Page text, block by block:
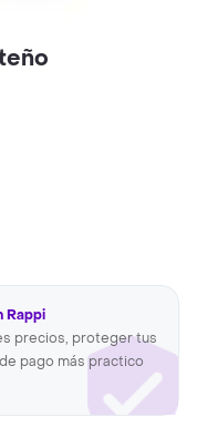
Rappi
precios, proteger tus
pago más practico